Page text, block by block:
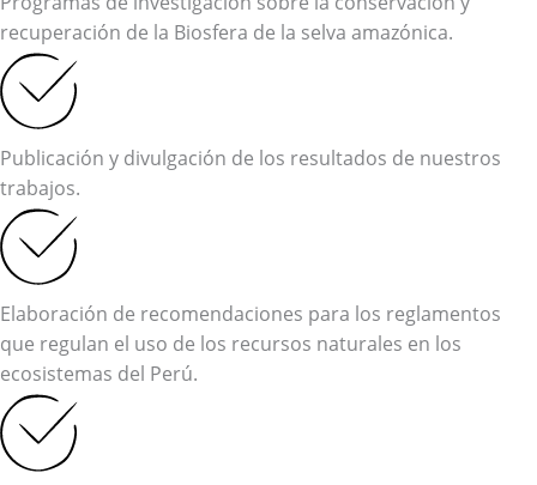
recuperación de la Biosfera de la selva amazónica.
Publicación y divulgación de los resultados de nuestros
trabajos.
Elaboración de recomendaciones para los reglamentos
que regulan el uso de los recursos naturales en los
ecosistemas del Perú.